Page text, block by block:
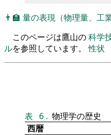
👨‍🏫 量の表現（物理量、工
このページは鷹山の科学
ルを参照しています。性状
表
6 . 物理学の歴史
西暦